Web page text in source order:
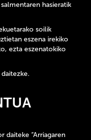
hasieratik
soilik
eszena irekiko
ezta eszenatokiko
daiteke “Arriagaren